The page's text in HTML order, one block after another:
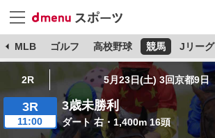
MLB ゴルフ 高校野球 競馬 Jリーグ
2R 5月23日(土) 3回京都9日
3R
11:00
3歳未勝利
ダート 右・1,400m 16頭